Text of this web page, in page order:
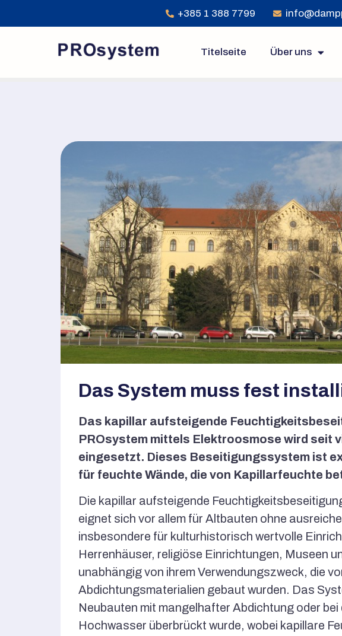
+385 1 388 7799
Titelseite Über uns
Das System muss fest
Das kapillar aufsteigende
PROsystem mittels Elektroosmose wird seit
eingesetzt. Dieses Beseitigungssystem ist
für feuchte Wände, die von Kapillarfeuchte
Die kapillar aufsteigende
eignet sich vor allem für Altbauten ohne
insbesondere für kulturhistorisch wertvolle
Herrenhäuser, religiöse Einrichtungen, Museen
unabhängig von ihrem Verwendungszweck, die
Abdichtungsmaterialien gebaut wurden. Das
Neubauten mit mangelhafter Abdichtung oder
Hochwasser überbrückt wurde, wobei kapillare